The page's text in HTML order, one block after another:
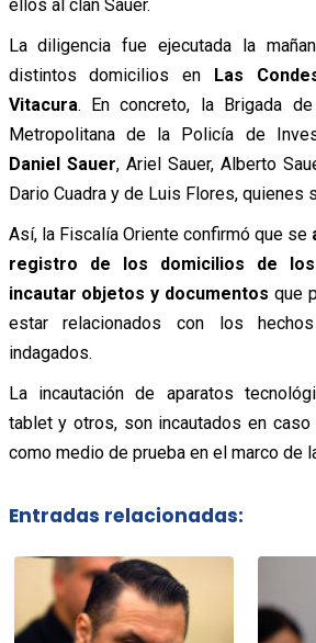
ellos al clan Sauer.
La diligencia fue ejecutada la
distintos domicilios en Las
Vitacura. En concreto, la Brigada
Metropolitana de la Policía de
Daniel Sauer, Ariel Sauer, Alberto
Dario Cuadra y de Luis Flores, quienes
Así, la Fiscalía Oriente confirmó que se
registro de los domicilios de los
incautar objetos y documentos que
estar relacionados con los
indagados.
La incautación de aparatos
tablet y otros, son incautados en
como medio de prueba en el marco de
Entradas relacionadas: